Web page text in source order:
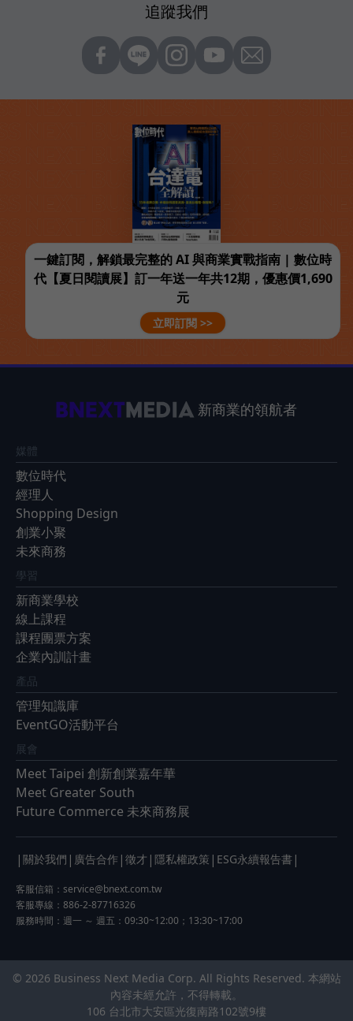
追蹤我們
一鍵訂閱，解鎖最完整的 AI 與商業實戰指南 | 數位時
代【夏日閱讀展】訂一年送一年共12期，優惠價1,690
元
立即訂閱 >>
新商業的領航者
媒體
數位時代
經理人
Shopping Design
創業小聚
未來商務
學習
新商業學校
線上課程
課程團票方案
企業內訓計畫
產品
管理知識庫
EventGO活動平台
展會
Meet Taipei 創新創業嘉年華
Meet Greater South
Future Commerce 未來商務展
| 關於我們 | 廣告合作 | 徵才 | 隱私權政策 | ESG永續報告書 |
客服信箱： service@bnext.com.tw
客服專線：886-2-87716326
服務時間：週一 ～ 週五：09:30~12:00；13:30~17:00
© 2026 Business Next Media Corp. All Rights Reserved. 本網站
內容未經允許，不得轉載。
106 台北市大安區光復南路102號9樓